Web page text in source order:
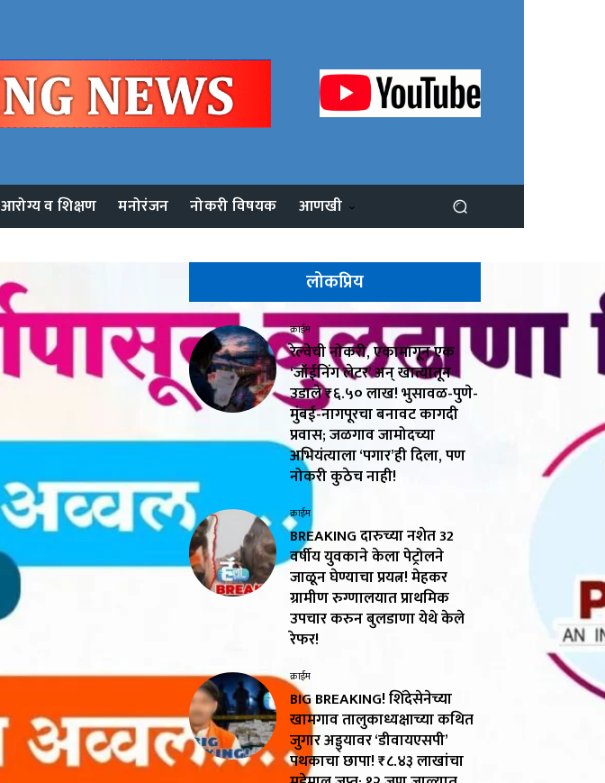
आरोग्य व शिक्षण मनोरंजन नोकरी विषयक आणखी
लोकप्रिय
क्राईम
रेल्वेची नोकरी, एकामागून एक
‘जॉईनिंग लेटर’ अन् खात्यातून
उडाले ₹६.५० लाख! भुसावळ-पुणे-
मुंबई-नागपूरचा बनावट कागदी
प्रवास; जळगाव जामोदच्या
अभियंत्याला ‘पगार’ही दिला, पण
नोकरी कुठेच नाही!
क्राईम
BREAKING दारुच्या नशेत 32
वर्षीय युवकाने केला पेट्रोलने
जाळून घेण्याचा प्रयत्न! मेहकर
ग्रामीण रुग्णालयात प्राथमिक
उपचार करुन बुलडाणा येथे केले
रेफर!
क्राईम
BIG BREAKING! शिंदेसेनेच्या
खामगाव तालुकाध्यक्षाच्या कथित
जुगार अड्ड्यावर ‘डीवायएसपी’
पथकाचा छापा! ₹८.४३ लाखांचा